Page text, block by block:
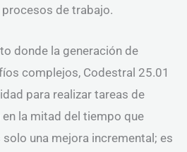
de trabajo.
donde la generación de
complejos, Codestral 25.01
para realizar tareas de
la mitad del tiempo que
una mejora incremental; es